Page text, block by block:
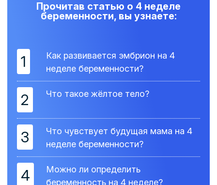
Прочитав статью о 4 неделе
беременности, вы узнаете:
1
Как развивается эмбрион на 4
неделе беременности?
2 Что такое жёлтое тело?
3
Что чувствует будущая мама на 4
неделе беременности?
4
Можно ли определить
беременность на 4 неделе?